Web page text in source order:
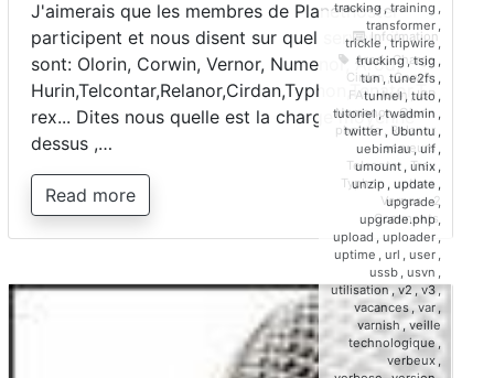
J'aimerais que les membres de Planethoster
participent et nous disent sur quel serveur il
sont: Olorin, Corwin, Vernor, Numenor, Arod,
Hurin,Telcontar,Relanor,Cirdan,Typhon,Tenator,T
rex... Dites nous quelle est la charge moyenne
dessus ,…
Read more
Information
Arod,Charge ,
Cirdan ,Corwin ,
FAI,Hurin ,ISP ,
Numenor,Olorin ,
phpinfo , Relanor ,
serveurs ,
Telcontar , Trex ,
Typhon , uptime ,
Vernor
2
Commentson
charge
des
serveurs
tracking,training ,
transformer ,
trickle,tripwire,
trucking,tsig ,
tun,tune2fs ,
tunnel, tuto ,
tutoriel ,twadmin ,
twitter, Ubuntu ,
uebimiau,uif ,
umount , unix ,
unzip , update ,
upgrade,
upgrade.php,
upload , uploader ,
uptime , url , user ,
ussb , usvn ,
utilisation, v2 , v3,
vacances , var,
varnish , veille
technologique ,
verbeux ,